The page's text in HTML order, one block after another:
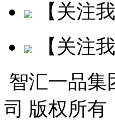
【关注
【关注
智汇一品集
司 版权所有